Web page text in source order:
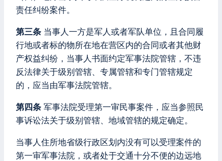
责任纠纷案件。
第三条 当事人一方是军人或者军队单位，且合同履
行地或者标的物所在地在营区内的合同或者其他财
产权益纠纷，当事人书面约定军事法院管辖，不违
反法律关于级别管辖、专属管辖和专门管辖规定
的，应当由军事法院管辖。
第四条 军事法院受理第一审民事案件，应当参照民
事诉讼法关于级别管辖、地域管辖的规定确定。
当事人住所地省级行政区划内没有可以受理案件的
第一审军事法院，或者处于交通十分不便的边远地